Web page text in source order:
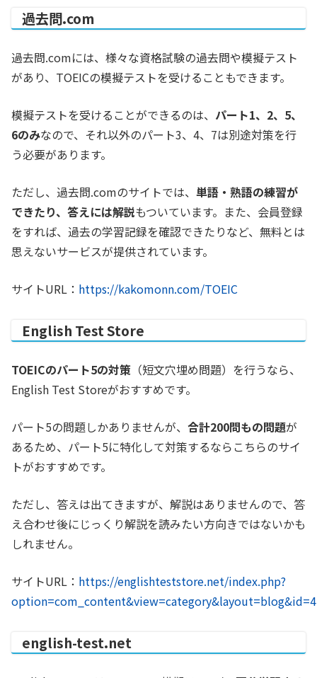
過去問.com
過去問.comには、様々な資格試験の過去問や模擬テスト
があり、TOEICの模擬テストを受けることもできます。
模擬テストを受けることができるのは、 パート1、2、5、
6のみなので、それ以外のパート3、4、7は別途対策を行
う必要があります。
ただし、過去問.comのサイトでは、 単語・熟語の練習が
できたり、答えには解説もついています。また、会員登録
をすれば、過去の学習記録を確認できたりなど、無料とは
思えないサービスが提供されています。
サイトURL： https://kakomonn.com/TOEIC
English Test Store
TOEICのパート5の対策 （短文穴埋め問題）を行うなら、
English Test Storeがおすすめです。
パート5の問題しかありませんが、 合計200問もの問題が
あるため、パート5に特化して対策するならこちらのサイ
トがおすすめです。
ただし、答えは出てきますが、解説はありませんので、答
え合わせ後にじっくり解説を読みたい方向きではないかも
しれません。
サイトURL： https://englishteststore.net/index.php?
english-test.net